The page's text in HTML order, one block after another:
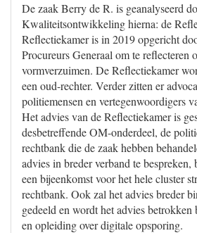
De zaak Berry de R. is geanalyseerd
Kwaliteitsontwikkeling hierna: de
Reflectiekamer is in 2019 opgericht
Procureurs Generaal om te reflecteren
vormverzuimen. De Reflectiekamer
een oud-rechter. Verder zitten er
politiemensen en vertegenwoordigers
Het advies van de Reflectiekamer is
desbetreffende OM-onderdeel, de
rechtbank die de zaak hebben
advies in breder verband te bespreken,
een bijeenkomst voor het hele cluster
rechtbank. Ook zal het advies breder
gedeeld en wordt het advies betrokken
en opleiding over digitale opsporing.